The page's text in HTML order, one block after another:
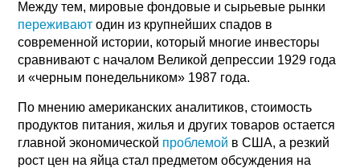
Между тем, мировые фондовые и сырьевые рынки
переживают один из крупнейших спадов в
современной истории, который многие инвесторы
сравнивают с началом Великой депрессии 1929 года
и «черным понедельником» 1987 года.
По мнению американских аналитиков, стоимость
продуктов питания, жилья и других товаров остается
главной экономической проблемой в США, а резкий
рост цен на яйца стал предметом обсуждения на